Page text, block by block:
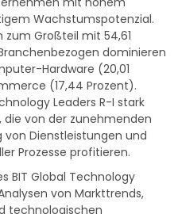
Wachstumspotenzial.
zum Großteil mit 54,61
dominieren
Hardware (20,01
(17,44 Prozent).
Leaders R-I stark
von der zunehmenden
von Dienstleistungen und
Prozesse profitieren.
BIT Global Technology
von Markttrends,
technologischen